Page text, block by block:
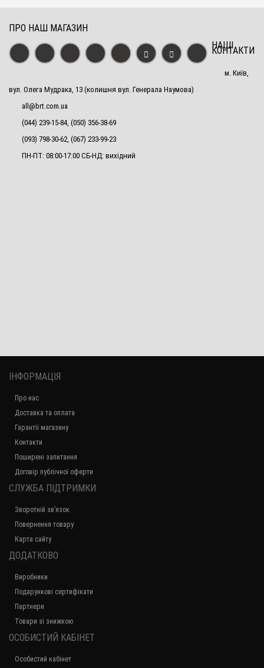
ПРО НАШ МАГАЗИН
НАШІ
КОНТАКТИ
м. Київ,
вул. Олега Мудрака, 13 (колишня вул. Генерала Наумова)
all@brt.com.ua
(044) 239-15-84, (050) 356-38-69
(093) 798-30-62, (067) 233-99-23
ПН-ПТ: 08:00-17:00 СБ-НД: вихідний
ІНФОРМАЦІЯ
Про нас
Доставка та оплата
Гарантії магазину
Контакти
Поширені запитання
Договір публічної оферти
СЛУЖБА ПІДТРИМКИ
Зворотній зв’язок
Повернення товару
Карта сайту
ДОДАТКОВО
Виробники
Подарункові сертифікати
Партнери
Товари зі знижкою
ОСОБИСТИЙ КАБІНЕТ
Особистий кабінет